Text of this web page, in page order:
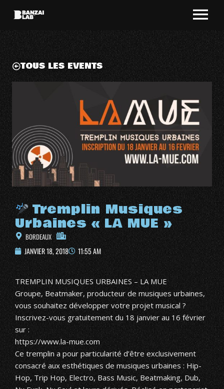
TOUS LES EVENTS
Tremplin Musiques
Urbaines « LA MUE »
BORDEAUX
JANVIER 18, 2018 11:55 AM
TREMPLIN MUSIQUES URBAINES – LA MUE
Groupe, Beatmaker, producteur de musiques urbaines,
vous souhaitez développer votre projet musical ?
Inscrivez-vous gratuitement du 18 janvier au 16 février
sur :
https://www.la-mue.com
Ce tremplin a pour particularité d’être exclusivement
consacré aux esthétiques de musiques urbaines : Hip-
Hop, Trip Hop, Electro, Bass Music, Beatmaking, Dub,